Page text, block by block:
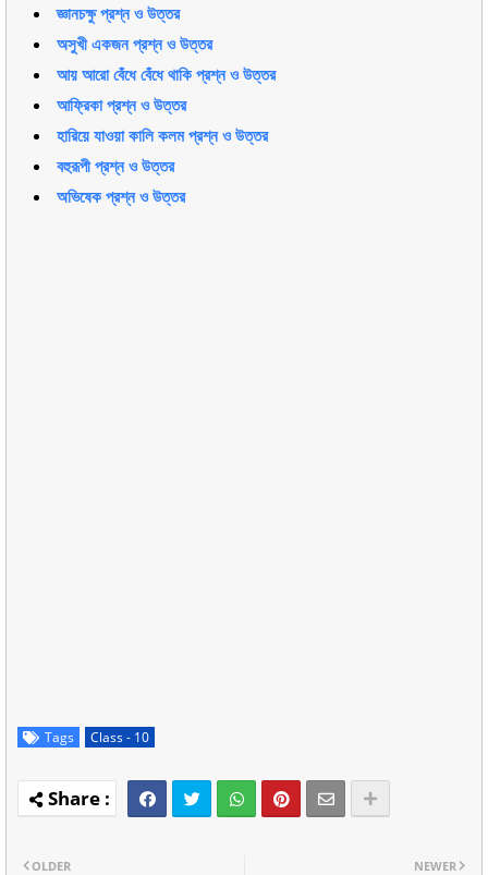
জ্ঞানচক্ষু প্রশ্ন ও উত্তর
অসুখী একজন প্রশ্ন ও উত্তর
আয় আরো বেঁধে বেঁধে থাকি প্রশ্ন ও উত্তর
আফ্রিকা প্রশ্ন ও উত্তর
হারিয়ে যাওয়া কালি কলম প্রশ্ন ও উত্তর
বহুরূপী প্রশ্ন ও উত্তর
অভিষেক প্রশ্ন ও উত্তর
Tags Class - 10
NEWER
OLDER